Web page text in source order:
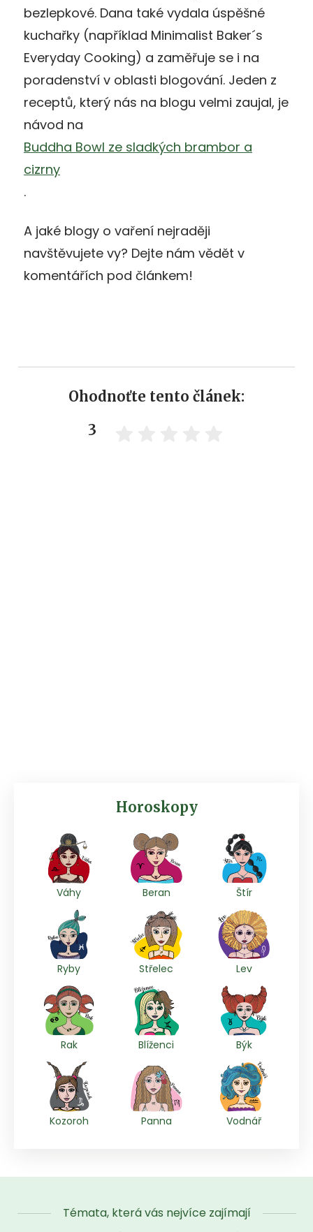
bezlepkové. Dana také vydala úspěšné
kuchařky (například Minimalist Baker´s
Everyday Cooking) a zaměřuje se i na
poradenství v oblasti blogování. Jeden z
receptů, který nás na blogu velmi zaujal, je
návod na
Buddha Bowl ze sladkých brambor a
cizrny
.
A jaké blogy o vaření nejraději
navštěvujete vy? Dejte nám vědět v
komentářích pod článkem!
Ohodnoťte tento článek:
3
Horoskopy
Váhy Beran Štír
Ryby Střelec Lev
Rak Blíženci Býk
Kozoroh Panna Vodnář
Témata, která vás nejvíce zajímají